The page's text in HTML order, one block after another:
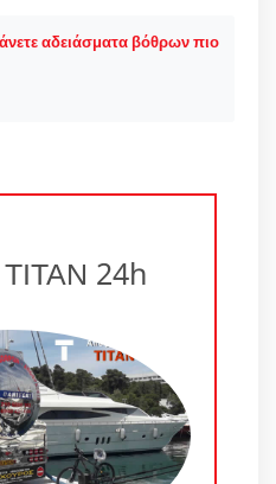
αδειάσματα βόθρων πιο
24h